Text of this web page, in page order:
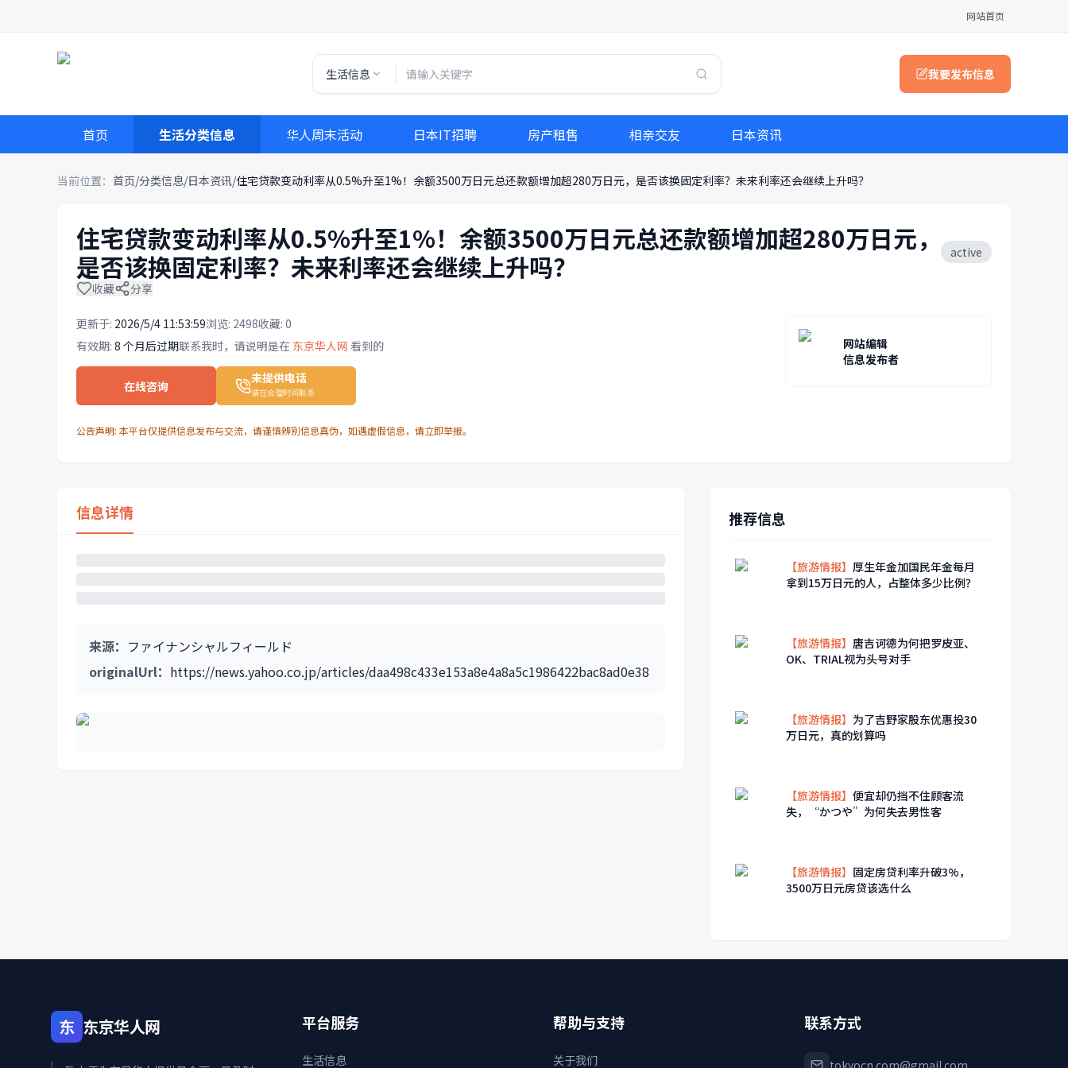
网站首页
生活信息 我要发布信息
首页 生活分类信息 华人周末活动 日本IT招聘 房产租售 相亲交友 日本资讯
当前位置： 首页/分类信息/日本资讯/住宅贷款变动利率从0.5%升至1%！余额3500万日元总还款额增加超280万日元，是否该换固定利率？未来利率还会继续上升吗？
住宅贷款变动利率从0.5%升至1%！余额3500万日元总还款额增加超280万日元，
是否该换固定利率？未来利率还会继续上升吗？
active
收藏 分享
更新于: 2026/5/4 11:53:59浏览: 2498收藏: 0
有效期: 8 个月后过期联系我时，请说明是在 东京华人网 看到的
在线咨询
未提供电话
请在合理时间联系
网站编辑
信息发布者
公告声明: 本平台仅提供信息发布与交流，请谨慎辨别信息真伪，如遇虚假信息，请立即举报。
信息详情
来源： ファイナンシャルフィールド
originalUrl： https://news.yahoo.co.jp/articles/daa498c433e153a8e4a8a5c1986422bac8ad0e38
推荐信息
【旅游情报】厚生年金加国民年金每月
拿到15万日元的人，占整体多少比例？
【旅游情报】唐吉诃德为何把罗皮亚、
OK、TRIAL视为头号对手
【旅游情报】 为了吉野家股东优惠投30
万日元，真的划算吗
【旅游情报】便宜却仍挡不住顾客流
失，“かつや”为何失去男性客
【旅游情报】 固定房贷利率升破3%，
3500万日元房贷该选什么
东 东京华人网 平台服务
生活信息
帮助与支持
关于我们
联系方式
tokyocn.com@gmail.com